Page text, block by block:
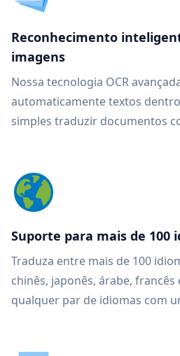
Reconhecimento
imagens
Nossa tecnologia OCR
automaticamente textos
simples traduzir documentos
Suporte para mais de 100
Traduza entre mais de 100
chinês, japonês, árabe,
qualquer par de idiomas com